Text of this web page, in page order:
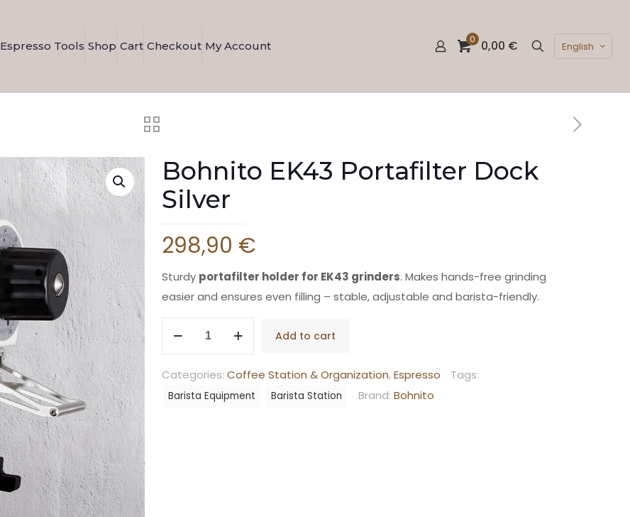
Espresso Tools Shop Cart Checkout My Account 0 0,00 € English
Bohnito EK43 Portafilter Dock
Silver
298,90 €
Sturdy portafilter holder for EK43 grinders. Makes hands-free grinding
easier and ensures even filling – stable, adjustable and barista-friendly.
Add to cart
Categories: Coffee Station & Organization,Espresso Tags:
Barista Equipment Barista Station Brand: Bohnito